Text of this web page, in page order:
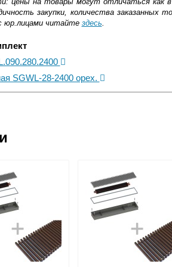
закупки, количества заказанных
юр.лицами читайте здесь
SGWL-28-2400 орех.
области
Web-money, Qiwi-кошельки и другие).
НДС)